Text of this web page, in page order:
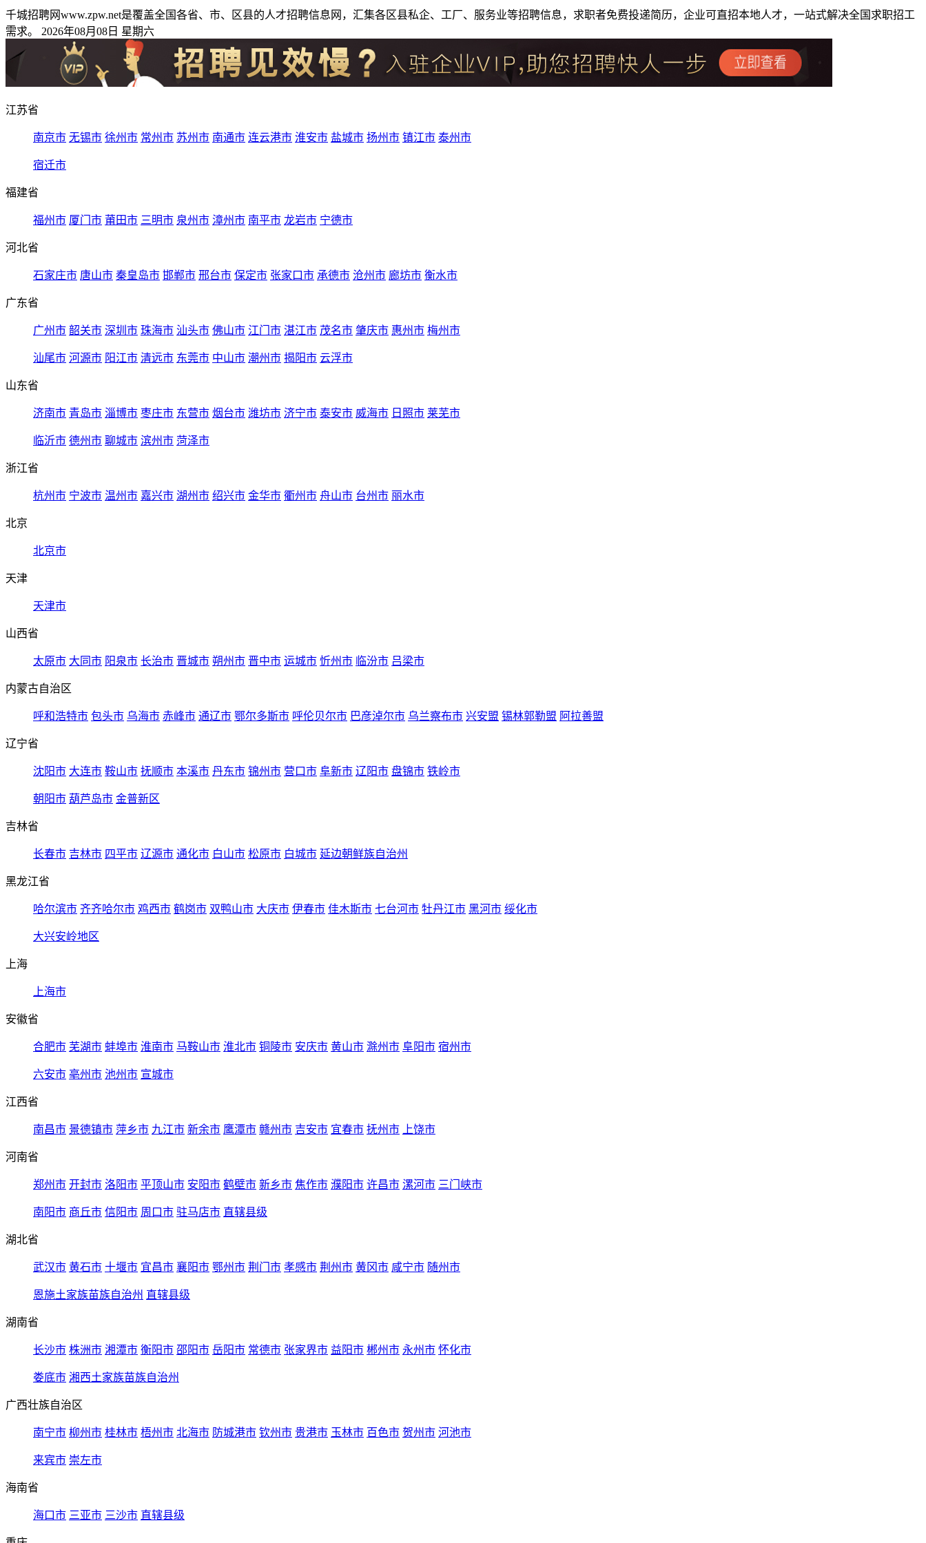
千城招聘网www.zpw.net是覆盖全国各省、市、区县的人才招聘信息网，汇集各区县私企、工厂、服务业等招聘信息，求职者免费投递简历，企业可直招本地人才，一站式解决全国求职招工
需求。 2026年08月08日 星期六
江苏省
南京市 无锡市 徐州市 常州市 苏州市 南通市 连云港市 淮安市 盐城市 扬州市 镇江市 泰州市
宿迁市
福建省
福州市 厦门市 莆田市 三明市 泉州市 漳州市 南平市 龙岩市 宁德市
河北省
石家庄市 唐山市 秦皇岛市 邯郸市 邢台市 保定市 张家口市 承德市 沧州市 廊坊市 衡水市
广东省
广州市 韶关市 深圳市 珠海市 汕头市 佛山市 江门市 湛江市 茂名市 肇庆市 惠州市 梅州市
汕尾市 河源市 阳江市 清远市 东莞市 中山市 潮州市 揭阳市 云浮市
山东省
济南市 青岛市 淄博市 枣庄市 东营市 烟台市 潍坊市 济宁市 泰安市 威海市 日照市 莱芜市
临沂市 德州市 聊城市 滨州市 菏泽市
浙江省
杭州市 宁波市 温州市 嘉兴市 湖州市 绍兴市 金华市 衢州市 舟山市 台州市 丽水市
北京
北京市
天津
天津市
山西省
太原市 大同市 阳泉市 长治市 晋城市 朔州市 晋中市 运城市 忻州市 临汾市 吕梁市
内蒙古自治区
呼和浩特市 包头市 乌海市 赤峰市 通辽市 鄂尔多斯市 呼伦贝尔市 巴彦淖尔市 乌兰察布市 兴安盟 锡林郭勒盟 阿拉善盟
辽宁省
沈阳市 大连市 鞍山市 抚顺市 本溪市 丹东市 锦州市 营口市 阜新市 辽阳市 盘锦市 铁岭市
朝阳市 葫芦岛市 金普新区
吉林省
长春市 吉林市 四平市 辽源市 通化市 白山市 松原市 白城市 延边朝鲜族自治州
黑龙江省
哈尔滨市 齐齐哈尔市 鸡西市 鹤岗市 双鸭山市 大庆市 伊春市 佳木斯市 七台河市 牡丹江市 黑河市 绥化市
大兴安岭地区
上海
上海市
安徽省
合肥市 芜湖市 蚌埠市 淮南市 马鞍山市 淮北市 铜陵市 安庆市 黄山市 滁州市 阜阳市 宿州市
六安市 亳州市 池州市 宣城市
江西省
南昌市 景德镇市 萍乡市 九江市 新余市 鹰潭市 赣州市 吉安市 宜春市 抚州市 上饶市
河南省
郑州市 开封市 洛阳市 平顶山市 安阳市 鹤壁市 新乡市 焦作市 濮阳市 许昌市 漯河市 三门峡市
南阳市 商丘市 信阳市 周口市 驻马店市 直辖县级
湖北省
武汉市 黄石市 十堰市 宜昌市 襄阳市 鄂州市 荆门市 孝感市 荆州市 黄冈市 咸宁市 随州市
恩施土家族苗族自治州 直辖县级
湖南省
长沙市 株洲市 湘潭市 衡阳市 邵阳市 岳阳市 常德市 张家界市 益阳市 郴州市 永州市 怀化市
娄底市 湘西土家族苗族自治州
广西壮族自治区
南宁市 柳州市 桂林市 梧州市 北海市 防城港市 钦州市 贵港市 玉林市 百色市 贺州市 河池市
来宾市 崇左市
海南省
海口市 三亚市 三沙市 直辖县级